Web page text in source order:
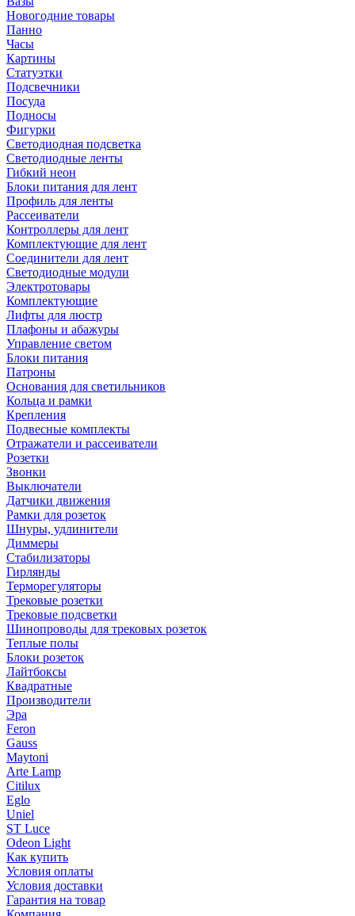
Новогодние товары
Панно
Часы
Картины
Статуэтки
Подсвечники
Посуда
Подносы
Фигурки
Светодиодная подсветка
Светодиодные ленты
Гибкий неон
Блоки питания для лент
Профиль для ленты
Рассеиватели
Контроллеры для лент
Комплектующие для лент
Соединители для лент
Светодиодные модули
Электротовары
Комплектующие
Лифты для люстр
Плафоны и абажуры
Управление светом
Блоки питания
Патроны
Основания для светильников
Кольца и рамки
Крепления
Подвесные комплекты
Отражатели и рассеиватели
Розетки
Звонки
Выключатели
Датчики движения
Рамки для розеток
Шнуры, удлинители
Диммеры
Стабилизаторы
Гирлянды
Терморегуляторы
Трековые розетки
Трековые подсветки
Шинопроводы для трековых розеток
Теплые полы
Блоки розеток
Лайтбоксы
Квадратные
Производители
Эра
Feron
Gauss
Maytoni
Arte Lamp
Citilux
Eglo
Uniel
ST Luce
Odeon Light
Как купить
Условия оплаты
Условия доставки
Гарантия на товар